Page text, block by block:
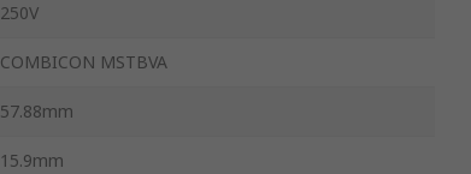
250V
COMBICON MSTBVA
57.88mm
15.9mm